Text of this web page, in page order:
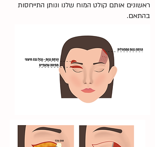
ראשונים אותם קולט המוח שלנו ונותן התייחסות
בהתאם.​